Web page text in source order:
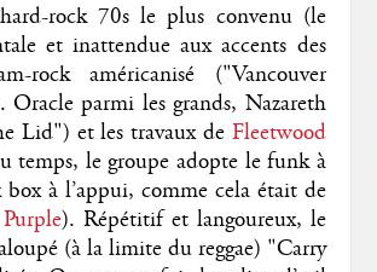
rock 70s le plus convenu (le
et inattendue aux accents des
américanisé ("Vancouver
parmi les grands, Nazareth
Lid") et les travaux de Fleetwood
le groupe adopte le funk à
à l’appui, comme cela était de
). Répétitif et langoureux, le
(à la limite du reggae) "Carry